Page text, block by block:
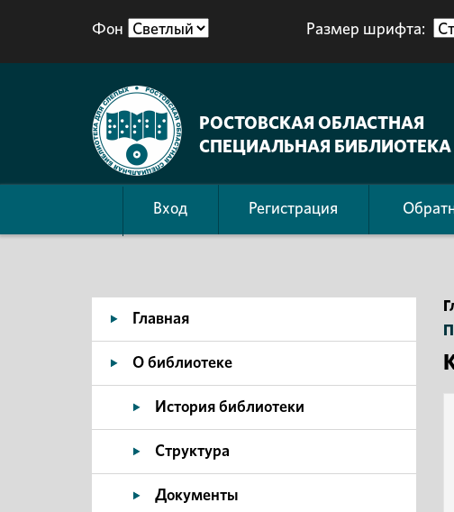
Фон Размер шрифта:
РОСТОВСКАЯ ОБЛАСТНАЯ
СПЕЦИАЛЬНАЯ
Вход Регистрация
Главная
О библиотеке
История библиотеки
Структура
Документы